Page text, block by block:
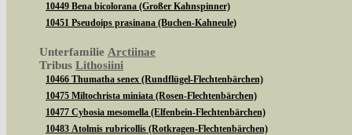
10449 Bena bicolorana (Großer Kahnspinner)
10451 Pseudoips prasinana (Buchen-Kahneule)
Unterfamilie Arctiinae
Tribus Lithosiini
10466 Thumatha senex (Rundflügel-Flechtenbärchen)
10475 Miltochrista miniata (Rosen-Flechtenbärchen)
10477 Cybosia mesomella (Elfenbein-Flechtenbärchen)
10483 Atolmis rubricollis (Rotkragen-Flechtenbärchen)